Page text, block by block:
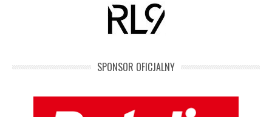
SPONSOR OFICJALNY